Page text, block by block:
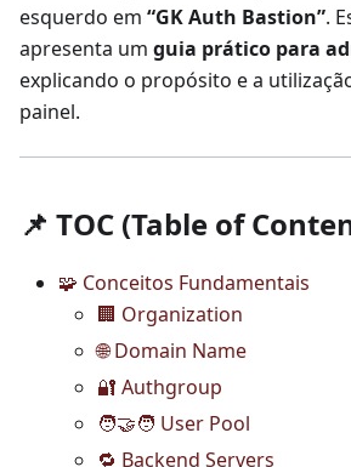
esquerdo em “GK Auth Bastion”.
apresenta um guia prático para
explicando o propósito e a
painel.
📌 TOC (Table of
🧩 Conceitos Fundamentais
🏢 Organization
🌐 Domain Name
🔐 Authgroup
🧑‍🤝‍🧑 User Pool
🔁 Backend Servers